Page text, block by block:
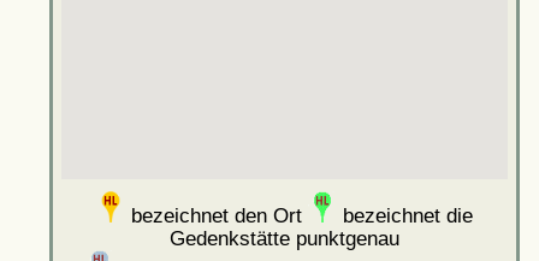
bezeichnet den Ort
bezeichnet die
Gedenkstätte punktgenau